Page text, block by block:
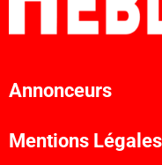
Annonceurs
Mentions Légales